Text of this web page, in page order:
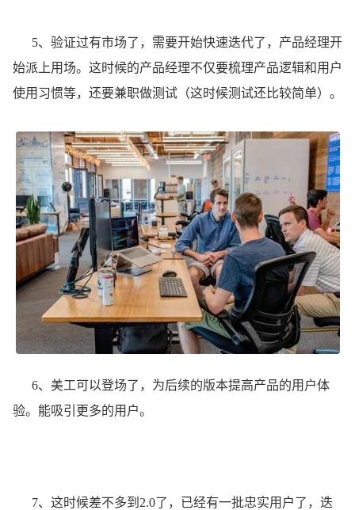
5、验证过有市场了，需要开始快速迭代了，产品经理开
始派上用场。这时候的产品经理不仅要梳理产品逻辑和用户
使用习惯等，还要兼职做测试（这时候测试还比较简单）。
6、美工可以登场了，为后续的版本提高产品的用户体
验。能吸引更多的用户。
7、这时候差不多到2.0了，已经有一批忠实用户了，迭